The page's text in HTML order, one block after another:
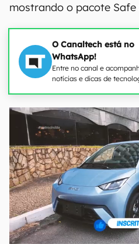
mostrando o pacote Safe
O Canaltech está no
WhatsApp!
Entre no canal e
notícias e dicas de